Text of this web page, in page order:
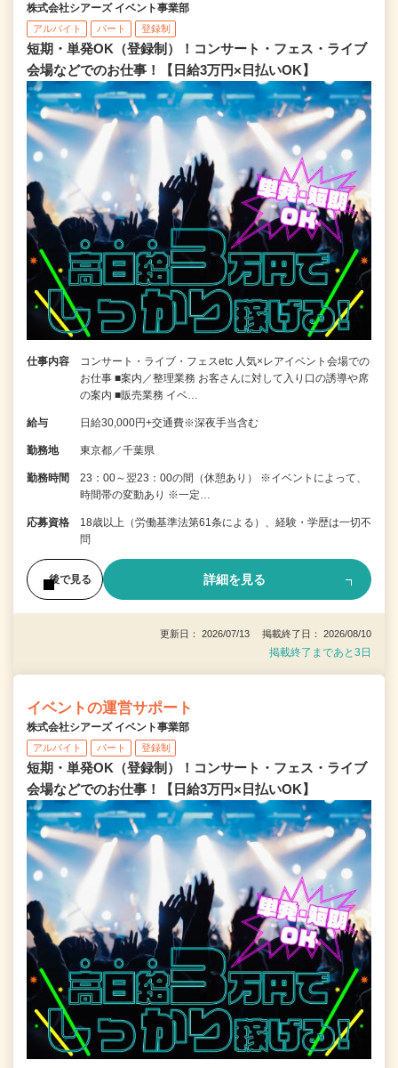
株式会社シアーズ イベント事業部
アルバイト パート 登録制
短期・単発OK（登録制）！コンサート・フェス・ライブ
会場などでのお仕事！【日給3万円×日払いOK】
仕事内容
コンサート・ライブ・フェスetc 人気×レアイベント会場での
お仕事 ■案内／整理業務 お客さんに対して入り口の誘導や席
の案内 ■販売業務 イベ…
給与 日給30,000円+交通費※深夜手当含む
勤務地 東京都／千葉県
勤務時間
23：00～翌23：00の間（休憩あり） ※イベントによって、
時間帯の変動あり ※一定…
応募資格
18歳以上（労働基準法第61条による）、経験・学歴は一切不
問
後で見る 詳細を見る
更新日： 2026/07/13 掲載終了日： 2026/08/10
掲載終了まであと3日
イベントの運営サポート
株式会社シアーズ イベント事業部
アルバイト パート 登録制
短期・単発OK（登録制）！コンサート・フェス・ライブ
会場などでのお仕事！【日給3万円×日払いOK】